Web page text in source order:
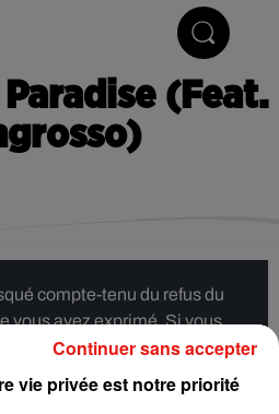
(Feat.
compte-tenu du refus du
vous avez exprimé. Si vous
de nous donner votre accord
le bouton ci-dessous.
vie privée est notre priorité
Continuer sans accepter